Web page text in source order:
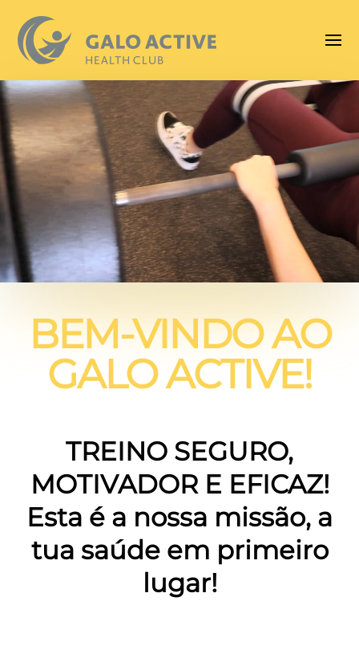
BEM-VINDO AO
GALO ACTIVE!
TREINO SEGURO,
MOTIVADOR E EFICAZ!
Esta é a nossa missão, a
tua saúde em primeiro
lugar!